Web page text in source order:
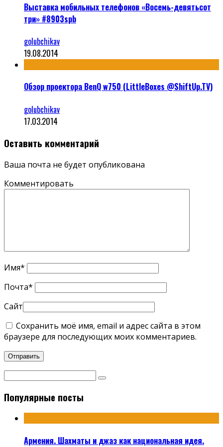
Выставка мобильных телефонов «Восемь-девятьсот
три» #8903spb
golubchikav
19.08.2014
Обзор проектора BenQ w750 (LittleBoxes @ShiftUp.TV)
golubchikav
17.03.2014
Оставить комментарий
Ваша почта не будет опубликована
Комментировать
Имя*
Почта*
Сайт
Сохранить моё имя, email и адрес сайта в этом
браузере для последующих моих комментариев.
Популярные посты
Армения. Шахматы и джаз как национальная идея.